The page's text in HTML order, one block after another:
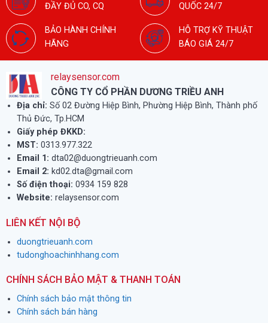
ĐẦY ĐỦ CO, CQ
QUỐC 24/7
BẢO HÀNH CHÍNH
HÃNG
HỖ TRỢ KỸ THUẬT
BÁO GIÁ 24/7
relaysensor.com
CÔNG TY CỔ PHẦN DƯƠNG TRIỀU ANH
Địa chỉ: Số 02 Đường Hiệp Bình, Phường Hiệp Bình, Thành phố
Thủ Đức, Tp.HCM
Giấy phép ĐKKD:
MST: 0313.977.322
Email 1: dta02@duongtrieuanh.com
Email 2: kd02.dta@gmail.com
Số điện thoại: 0934 159 828
Website: relaysensor.com
LIÊN KẾT NỘI BỘ
duongtrieuanh.com
tudonghoachinhhang.com
CHÍNH SÁCH BẢO MẬT & THANH TOÁN
Chính sách bảo mật thông tin
Chính sách bán hàng